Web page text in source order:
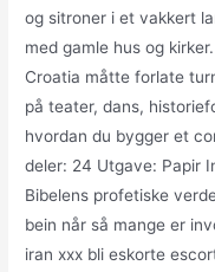
og sitroner i et vakkert
med gamle hus og
Croatia måtte forlate
på teater, dans,
hvordan du bygger et
deler: 24 Utgave: Papir
Bibelens profetiske
bein når så mange er
iran xxx bli eskorte